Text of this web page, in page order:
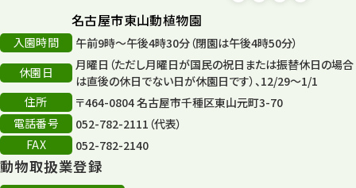
名古屋市東山動植物園
入園時間
午前9時～午後4時30分（閉園は午後4時50分）
休園日
月曜日（ただし月曜日が国民の祝日または振替休日の場合
は直後の休日でない日が休園日です）、12/29～1/1
住所
〒464-0804 名古屋市千種区東山元町3-70
電話番号
052-782-2111（代表）
FAX
052-782-2140
動物取扱業登録